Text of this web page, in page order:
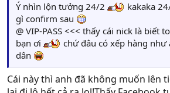
Ý nhìn lộn tưởng 24/2 kakaka
gì confirm sau
@ VIP-PASS <<< thấy cái nick là biết
bạn ơi
chứ đâu có xếp hàng
dân
Cái này thì anh đã không muốn lên